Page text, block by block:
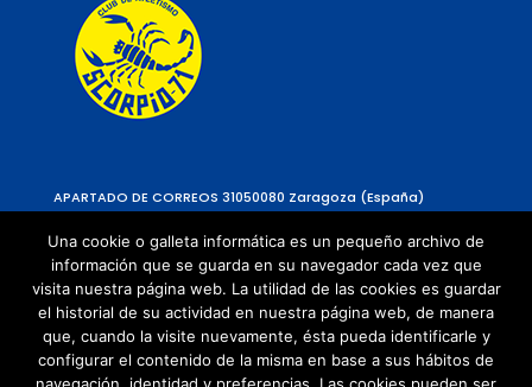
APARTADO DE CORREOS 31050080 Zaragoza (España)
Una cookie o galleta informática es un pequeño archivo de
información que se guarda en su navegador cada vez que
visita nuestra página web. La utilidad de las cookies es guardar
el historial de su actividad en nuestra página web, de manera
que, cuando la visite nuevamente, ésta pueda identificarle y
configurar el contenido de la misma en base a sus hábitos de